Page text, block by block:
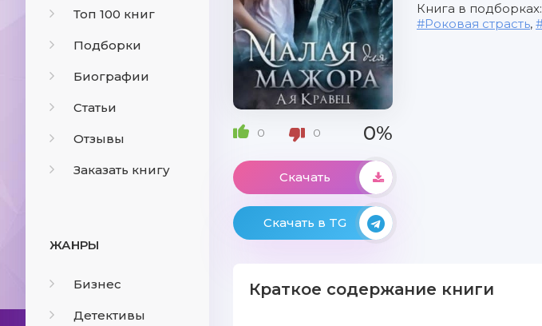
Топ 100 книг
Подборки
Биографии
Статьи
Отзывы
Заказать книгу
ЖАНРЫ
Бизнес
Детективы
0 0 0%
Скачать
Скачать в TG
Книга в подборках:
Роковая страсть,
Краткое содержание книги